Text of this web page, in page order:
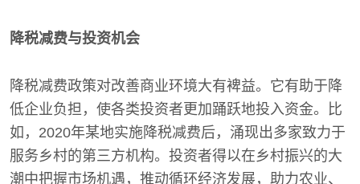
降税减费与投资机会
降税减费政策对改善商业环境大有裨益。它有助于降
低企业负担，使各类投资者更加踊跃地投入资金。比
如，2020年某地实施降税减费后，涌现出多家致力于
服务乡村的第三方机构。投资者得以在乡村振兴的大
潮中把握市场机遇，推动循环经济发展，助力农业、